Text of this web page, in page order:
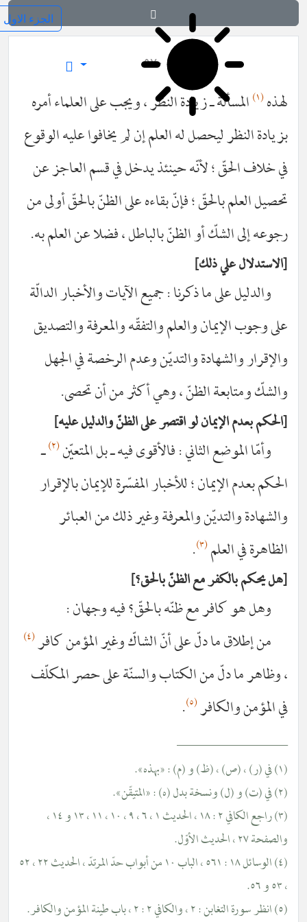
فرائد الاصول (رسائل)
٥٧٠
ـ زيادة النظر ، ويجب على العلماء أمره
ليحصل له العلم إن لم يخافوا عليه الوقوع
؛ لأنّه حينئذ يدخل في قسم العاجز عن
؛ فإنّ بقاءه على الظنّ بالحقّ أولى من
أو الظنّ بالباطل ، فضلا عن العلم به.
ذلك
ما ذكرنا : جميع الآيات والأخبار الدالّة
والعلم والتفقّه والمعرفة والتصديق
والتديّن وعدم الرخصة في الجهل
الظنّ ، وهي أكثر من أن تحصى.
لو اقتصر على الظنّ والدليل عليه
الثاني : فالأقوى فيه ـ بل المتعيّن(٢) ـ
؛ للأخبار المفسّرة للإيمان بالإقرار
والمعرفة وغير ذلك من العبائر
(٣) .
مع الظنّ بالحق؟
مع ظنّه بالحقّ؟ فيه وجهان :
ما دلّ على أنّ الشاكّ وغير المؤمن كافر(٤)
من الكتاب والسنّة على حصر المكلّف
(٥) .
(٣) راجع الكافي ٢ : ١٨ ، الحديث ١ ، ٦ ، ٩ ، ١٠ ، ١١ ، ١٣ و ١٤ ،
(٤) الوسائل ١٨ : ٥٦١ ، الباب ١٠ من أبواب حدّ المرتدّ ، الحديث ٢٢ ، ٥٢